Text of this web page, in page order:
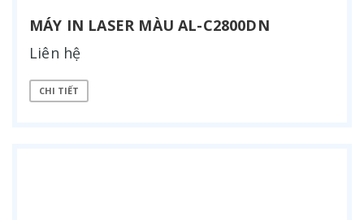
MÁY IN LASER MÀU AL-C2800DN
Liên hệ
CHI TIẾT